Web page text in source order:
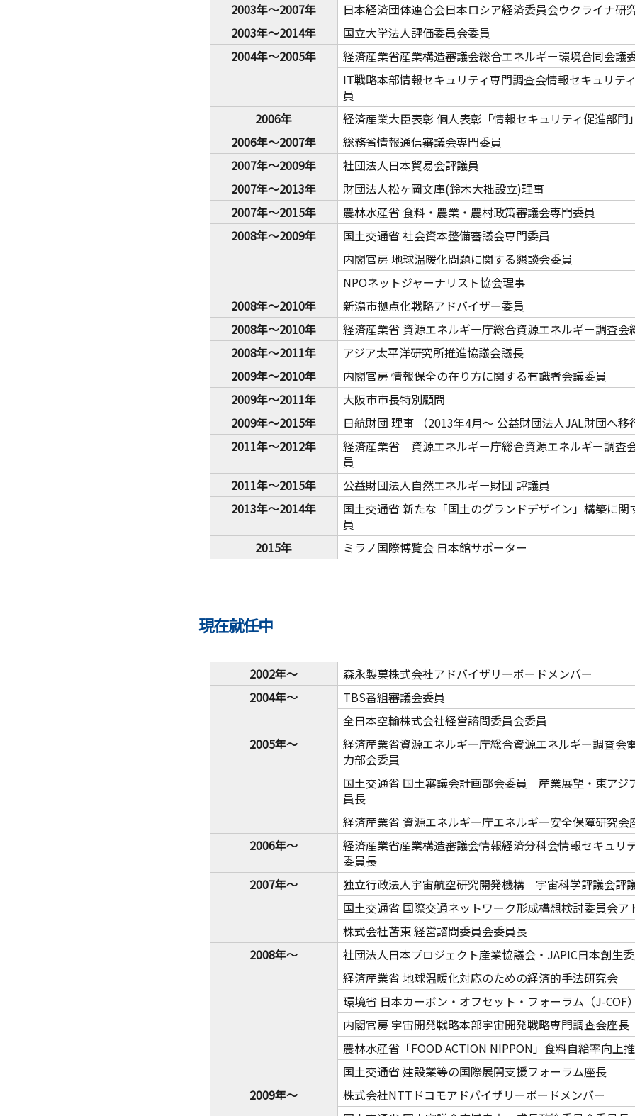
2003年～2007年
日本経済団体連合会日本ロシア経済委員会ウクライナ研
2003年～2014年
国立大学法人評価委員会委員
2004年～2005年
経済産業省産業構造審議会総合エネルギー環境合同会議
IT戦略本部情報セキュリティ専門調査会情報セキュリテ
員
2006年
経済産業大臣表彰 個人表彰「情報セキュリティ促進部門」
2006年～2007年
総務省情報通信審議会専門委員
2007年～2009年
社団法人日本貿易会評議員
2007年～2013年
財団法人松ヶ岡文庫(鈴木大拙設立)理事
2007年～2015年
農林水産省 食料・農業・農村政策審議会専門委員
2008年～2009年
国土交通省 社会資本整備審議会専門委員
内閣官房 地球温暖化問題に関する懇談会委員
NPOネットジャーナリスト協会理事
2008年～2010年
新潟市拠点化戦略アドバイザー委員
2008年～2010年
経済産業省 資源エネルギー庁総合資源エネルギー調査会
2008年～2011年
アジア太平洋研究所推進協議会議長
2009年～2010年
内閣官房 情報保全の在り方に関する有識者会議委員
2009年～2011年
大阪市市長特別顧問
2009年～2015年
日航財団 理事 （2013年4月～ 公益財団法人JAL財団へ移
2011年～2012年
経済産業省 資源エネルギー庁総合資源エネルギー調査
員
2011年～2015年
公益財団法人自然エネルギー財団 評議員
2013年～2014年
国土交通省 新たな「国土のグランドデザイン」構築に関
員
2015年
ミラノ国際博覧会 日本館サポーター
現在就任中
2002年～
森永製菓株式会社アドバイザリーボードメンバー
2004年～
TBS番組審議会委員
全日本空輸株式会社経営諮問委員会委員
2005年～
経済産業省資源エネルギー庁総合資源エネルギー調査会
力部会委員
国土交通省 国土審議会計画部会委員 産業展望・東アジ
員長
経済産業省 資源エネルギー庁エネルギー安全保障研究会
2006年～
経済産業省産業構造審議会情報経済分科会情報セキュリ
委員長
2007年～
独立行政法人宇宙航空研究開発機構 宇宙科学評議会評
国土交通省 国際交通ネットワーク形成構想検討委員会ア
株式会社苫東 経営諮問委員会委員長
2008年～
社団法人日本プロジェクト産業協議会・JAPIC日本創生
経済産業省 地球温暖化対応のための経済的手法研究会
環境省 日本カーボン・オフセット・フォーラム（J-COF
内閣官房 宇宙開発戦略本部宇宙開発戦略専門調査会座長
農林水産省「FOOD ACTION NIPPON」食料自給率向上
国土交通省 建設業等の国際展開支援フォーラム座長
2009年～
株式会社NTTドコモアドバイザリーボードメンバー